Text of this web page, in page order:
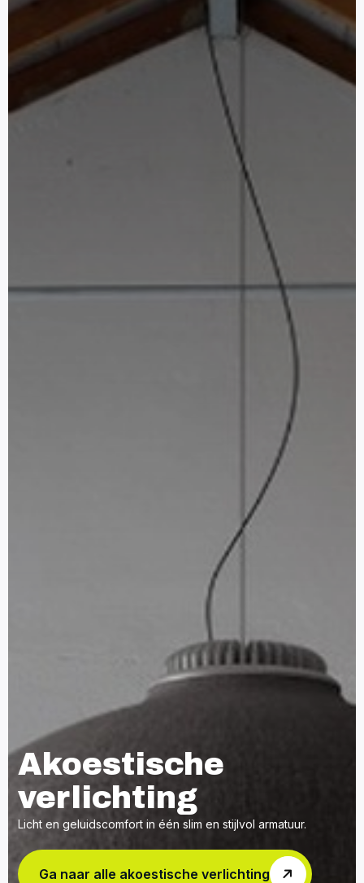
Akoestische
verlichting
Licht en geluidscomfort in één slim en stijlvol armatuur.
Ga naar alle akoestische verlichting